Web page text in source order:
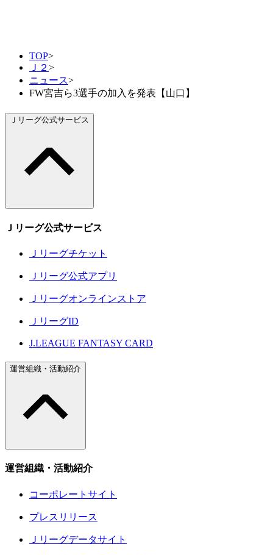
TOP>
Ｊ２ >
ニュース>
FW宮吉ら3選手の加入を発表【山口】
Ｊリーグ公式サービス
Ｊリーグ公式サービス
Ｊリーグチケット
Ｊリーグ公式アプリ
Ｊリーグオンラインストア
ＪリーグID
J.LEAGUE FANTASY CARD
運営組織・活動紹介
運営組織・活動紹介
コーポレートサイト
プレスリリース
Ｊリーグデータサイト